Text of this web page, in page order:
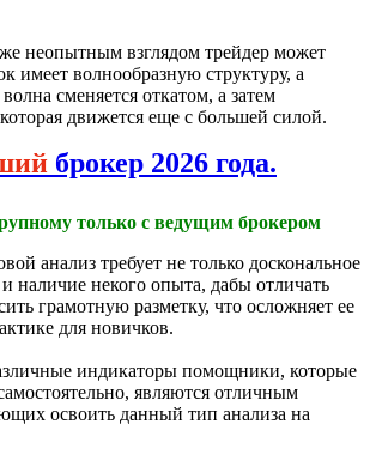
неопытным взглядом трейдер может
имеет волнообразную структуру, а
сменяется откатом, а затем
движется еще с большей силой.
брокер 2026 года.
только с ведущим брокером
анализ требует не только доскональное
наличие некого опыта, дабы отличать
грамотную разметку, что осложняет ее
для новичков.
индикаторы помощники, которые
являются отличным
освоить данный тип анализа на